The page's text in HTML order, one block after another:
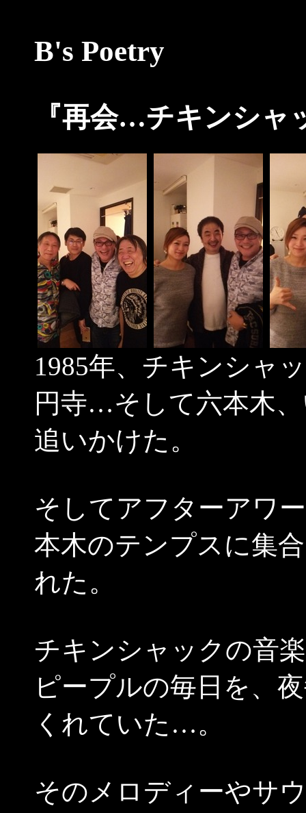
B's Poetry
『再会…チキンシャ
1985年、チキンシャ
円寺…そして六本木
追いかけた。
そしてアフターアワ
本木のテンプスに集
れた。
チキンシャックの音
ピープルの毎日を、
くれていた…。
そのメロディーやサ